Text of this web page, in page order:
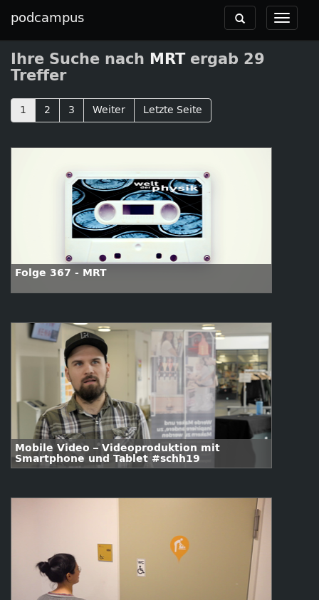
podcampus
Toggle
Toggle
navigation
Ihre Suche nach MRTergab 29
Treffer
1 2 3 Weiter Letzte Seite
Folge 367 - MRT
Mobile Video – Videoproduktion mit
Smartphone und Tablet #schh19